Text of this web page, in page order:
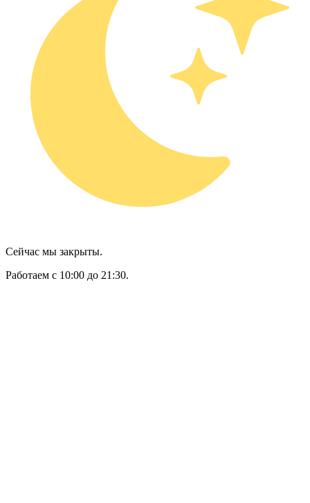
Сейчас мы закрыты.
Работаем с 10:00 до 21:30.